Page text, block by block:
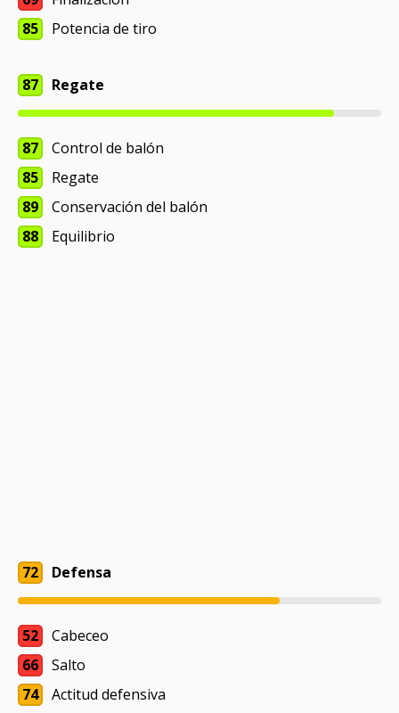
85
Potencia de tiro
87 Regate
87
Control de balón
85
Regate
89
Conservación del balón
88
Equilibrio
72 Defensa
52
Cabeceo
66
Salto
74
Actitud defensiva